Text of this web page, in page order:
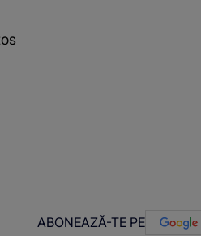
ABONEAZĂ-TE PE